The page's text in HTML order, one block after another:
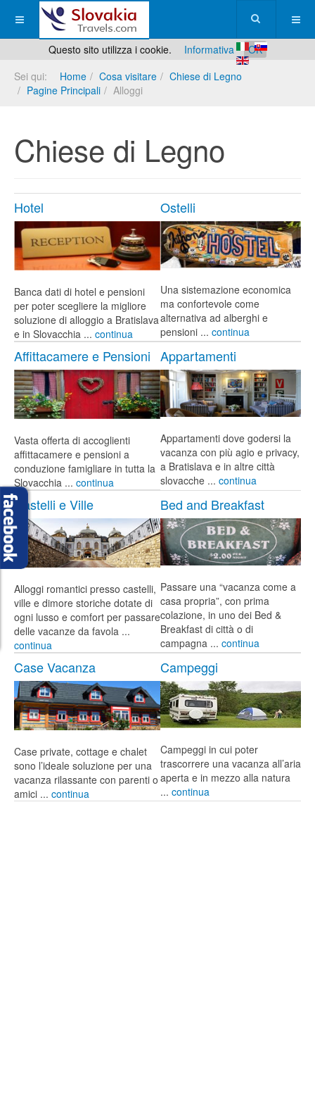
Questo sito utilizza i cookie. Informativa
OK
Sei qui:
Home Cosa visitare
Chiese di Legno
Pagine Principali
Alloggi
Chiese di Legno
Hotel
Banca dati di hotel e pensioni
per poter scegliere la migliore
soluzione di alloggio a Bratislava
e in Slovacchia ... continua
Ostelli
Una sistemazione economica
ma confortevole come
alternativa ad alberghi e
pensioni ... continua
Affittacamere e Pensioni
Vasta offerta di accoglienti
affittacamere e pensioni a
conduzione famigliare in tutta la
Slovacchia ... continua
Appartamenti
Appartamenti dove godersi la
vacanza con più agio e privacy,
a Bratislava e in altre città
slovacche ... continua
Castelli e Ville
Alloggi romantici presso castelli,
ville e dimore storiche dotate di
ogni lusso e comfort per passare
delle vacanze da favola ...
continua
Bed and Breakfast
Passare una “vacanza come a
casa propria”, con prima
colazione, in uno dei Bed &
Breakfast di città o di
campagna ... continua
Case Vacanza
Case private, cottage e chalet
sono l’ideale soluzione per una
vacanza rilassante con parenti o
amici ... continua
Campeggi
Campeggi in cui poter
trascorrere una vacanza all’aria
aperta e in mezzo alla natura
... continua